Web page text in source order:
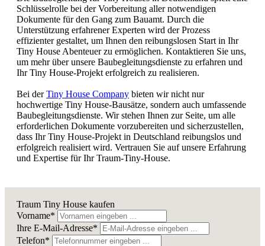
Schlüsselrolle bei der Vorbereitung aller notwendigen
Dokumente für den Gang zum Bauamt. Durch die
Unterstützung erfahrener Experten wird der Prozess
effizienter gestaltet, um Ihnen den reibungslosen Start in Ihr
Tiny House Abenteuer zu ermöglichen. Kontaktieren Sie uns,
um mehr über unsere Baubegleitungsdienste zu erfahren und
Ihr Tiny House-Projekt erfolgreich zu realisieren.
Bei derTiny House Company bieten wir nicht nur
hochwertige Tiny House-Bausätze, sondern auch umfassende
Baubegleitungsdienste. Wir stehen Ihnen zur Seite, um alle
erforderlichen Dokumente vorzubereiten und sicherzustellen,
dass Ihr Tiny House-Projekt in Deutschland reibungslos und
erfolgreich realisiert wird. Vertrauen Sie auf unsere Erfahrung
und Expertise für Ihr Traum-Tiny-House.
Traum Tiny House kaufen
Vorname*
Ihre E-Mail-Adresse*
Telefon*